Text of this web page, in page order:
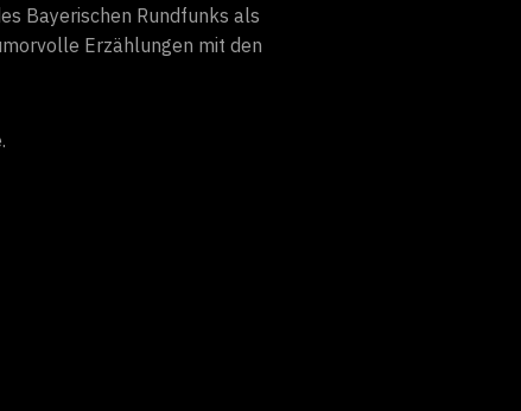
Bayerischen Rundfunks als
Erzählungen mit den